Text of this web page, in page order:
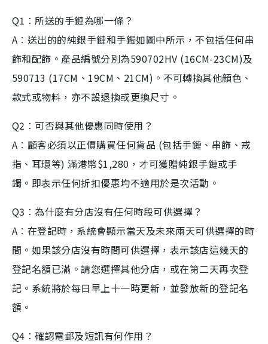
Q1︰所送的手鏈為哪一條？
A︰送出的的純銀手鏈和手鐲如圖中所示，不包括任何串
飾和配飾。產品編號分別為590702HV (16CM-23CM)及
590713 (17CM、19CM、21CM)。不可轉換其他顏色、
款式或物料，亦不設退換或更換尺寸。
Q2︰可否與其他優惠同時使用？
A︰顧客必須以正價購買任何貨品 (包括手鏈、串飾、戒
指、耳環等) 滿港幣$1,280，才可獲贈純銀手鏈或手
鐲。即表示任何折扣優惠均不適用於是次活動。
Q3︰為什麼有分店沒有任何時段可供選擇？
A︰在登記時，系統會顯示當天及未來兩天可供選擇的時
間。如果該分店沒有時間可供選擇，表示該店這幾天的
登記名額已滿。請您選擇其他分店，或在第二天再次登
記。系統將於每日早上十一時更新，並發放新的登記名
額。
Q4︰確認電郵及短訊有何作用？